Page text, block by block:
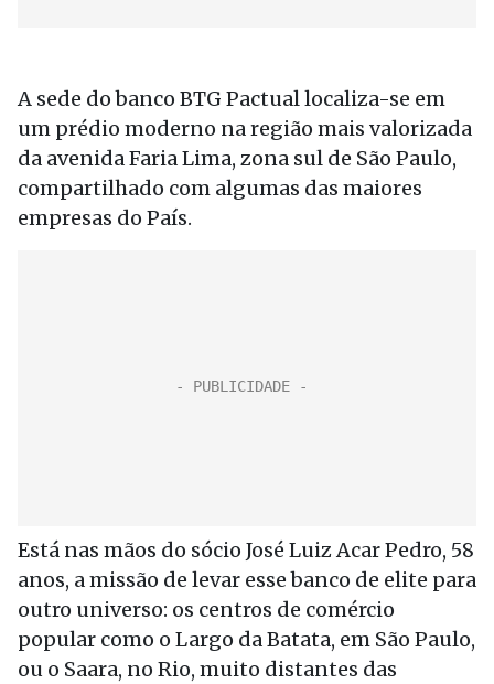
A sede do banco BTG Pactual localiza-se em
um prédio moderno na região mais valorizada
da avenida Faria Lima, zona sul de São Paulo,
compartilhado com algumas das maiores
empresas do País.
Está nas mãos do sócio José Luiz Acar Pedro, 58
anos, a missão de levar esse banco de elite para
outro universo: os centros de comércio
popular como o Largo da Batata, em São Paulo,
ou o Saara, no Rio, muito distantes das